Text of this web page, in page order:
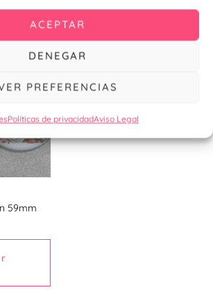
ACEPTAR
DENEGAR
PREFERENCIAS
Políticas de privacidadAviso Legal
59mm
Este
tiene
variantes.
Las
opciones
se
la